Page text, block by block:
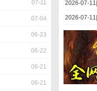
07-11
07-04
06-23
06-22
06-21
06-21
2026-07-11|
2026-07-11|